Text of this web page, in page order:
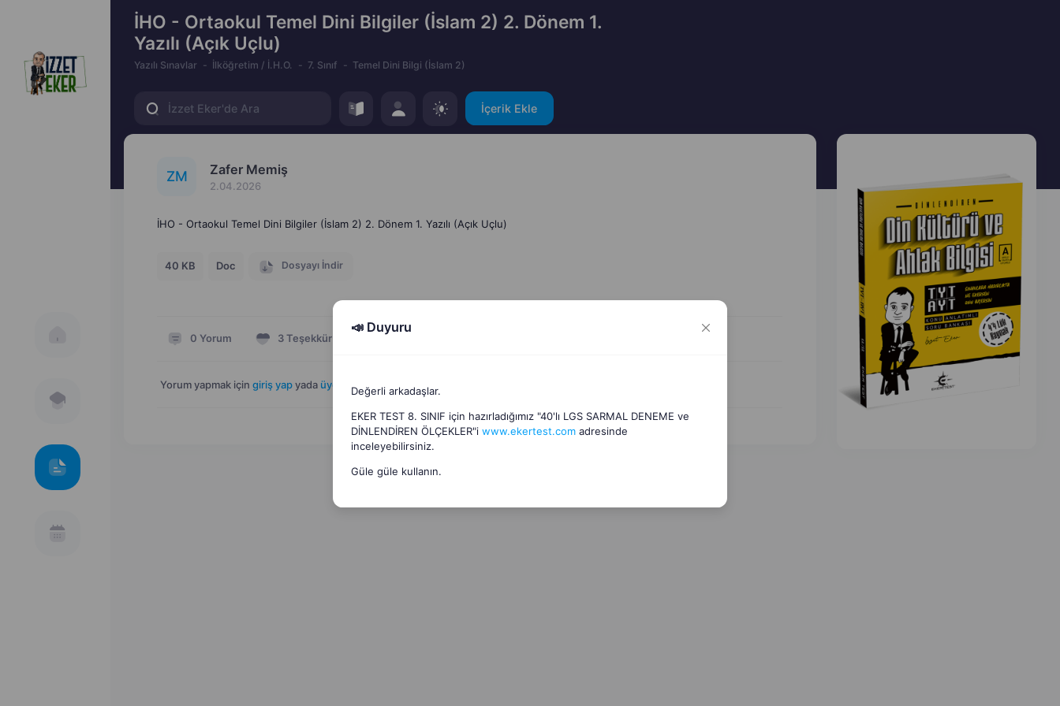
İHO - Ortaokul Temel Dini Bilgiler (İslam 2) 2. Dönem 1.
Yazılı (Açık Uçlu)
Yazılı Sınavlar İlköğretim / İ.H.O. 7. Sınıf Temel Dini Bilgi (İslam 2)
İçerik Ekle
ZM Zafer Memiş
2.04.2026
İHO - Ortaokul Temel Dini Bilgiler (İslam 2) 2. Dönem 1. Yazılı (Açık Uçlu)
40 KB Doc Dosyayı İndir
0 Yorum 3Teşekkür Hata Bildir
Yorum yapmak için giriş yap yada üye ol .
📣 Duyuru
Değerli arkadaşlar.
EKER TEST 8. SINIF için hazırladığımız "40'lı LGS SARMAL DENEME ve
DİNLENDİREN ÖLÇEKLER"i www.ekertest.comadresinde
inceleyebilirsiniz.
Güle güle kullanın.